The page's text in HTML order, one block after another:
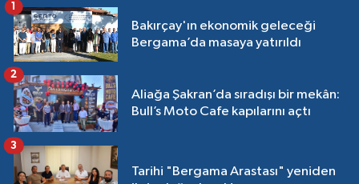
Bakırçay'ın ekonomik geleceği
Bergama’da masaya yatırıldı
1
Aliağa Şakran’da sıradışı bir mekân:
Bull’s Moto Cafe kapılarını açtı
2
Tarihi "Bergama Arastası" yeniden
3